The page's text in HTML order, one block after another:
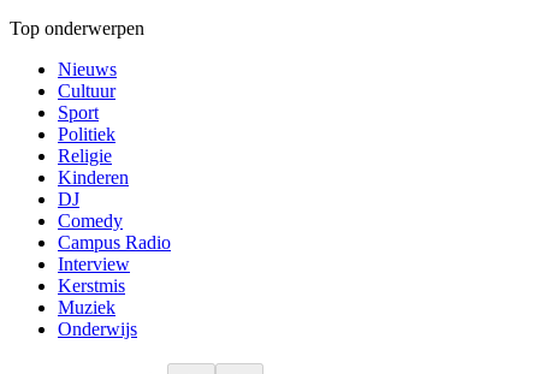
Top onderwerpen
Nieuws
Cultuur
Sport
Politiek
Religie
Kinderen
DJ
Comedy
Campus Radio
Interview
Kerstmis
Muziek
Onderwijs